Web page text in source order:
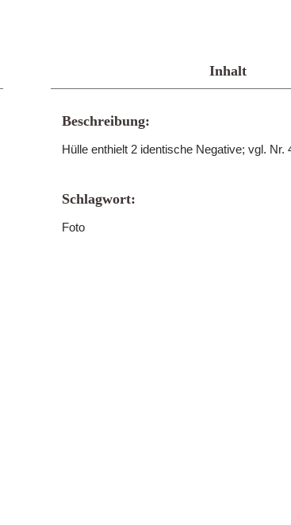
Inhalt
Beschreibung:
Hülle enthielt 2 identische Negative; vgl. Nr.
Schlagwort:
Foto